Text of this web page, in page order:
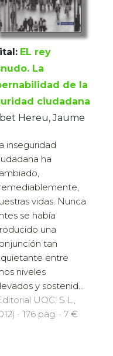
EL rey
La
de la
ciudadana
Hereu, Jaume
inseguridad
ha
vidas. Nunca
se había
una
tan
entre
niveles
y sostenid...
UOC, S.L.,
· 176 pàg. · 7 €